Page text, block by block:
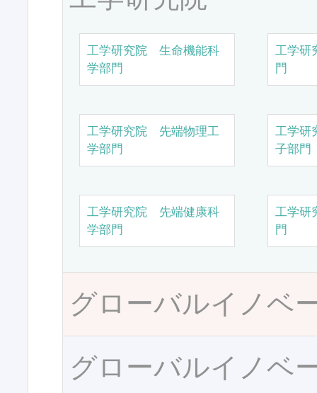
工学研究院 生命機能科
学部門
工学研
門
工学研究院 先端物理工
学部門
工学研
子部門
工学研究院 先端健康科
学部門
工学研
門
グローバルイノベ
グローバルイノベ